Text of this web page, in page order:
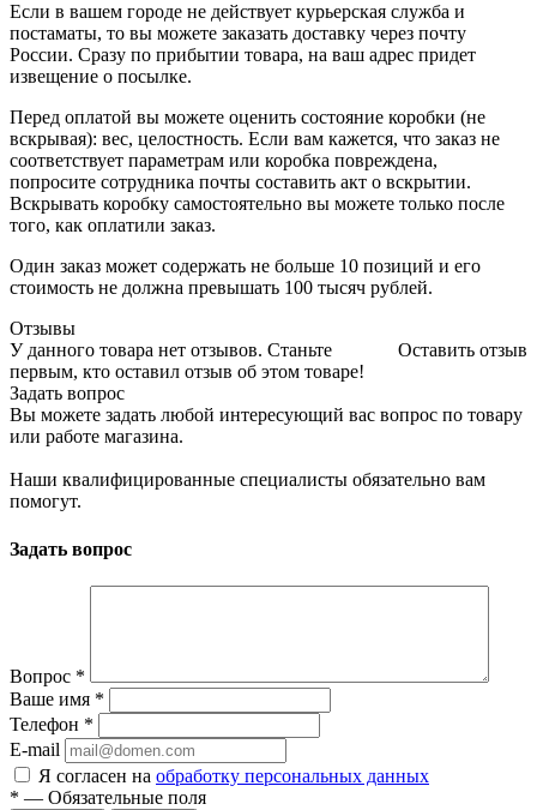
Если в вашем городе не действует курьерская служба и
постаматы, то вы можете заказать доставку через почту
России. Сразу по прибытии товара, на ваш адрес придет
извещение о посылке.
Перед оплатой вы можете оценить состояние коробки (не
вскрывая): вес, целостность. Если вам кажется, что заказ не
соответствует параметрам или коробка повреждена,
попросите сотрудника почты составить акт о вскрытии.
Вскрывать коробку самостоятельно вы можете только после
того, как оплатили заказ.
Один заказ может содержать не больше 10 позиций и его
стоимость не должна превышать 100 тысяч рублей.
Отзывы
Оставить отзыв
У данного товара нет отзывов. Станьте
первым, кто оставил отзыв об этом товаре!
Задать вопрос
Вы можете задать любой интересующий вас вопрос по товару
или работе магазина.
Наши квалифицированные специалисты обязательно вам
помогут.
Задать вопрос
Вопрос *
Ваше имя *
Телефон *
E-mail
Я согласен на обработку персональных данных
* — Обязательные поля